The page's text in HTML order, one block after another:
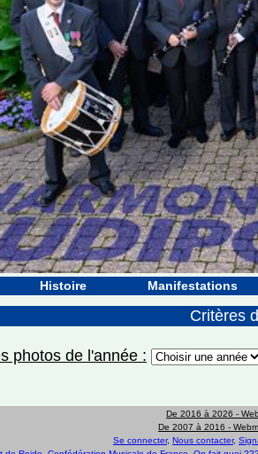
Histoire Manifestations
Critères
photos de l'année :
De 2016 à 2026 -
De 2007 à 2016 -
Se connecter, Nous contacter,